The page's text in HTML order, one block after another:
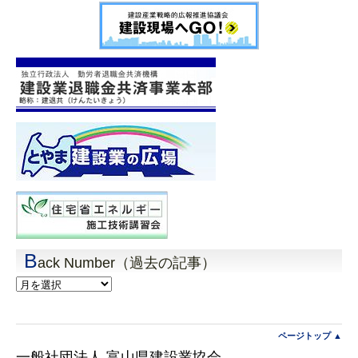
Back Number（過去の記事）
Back
Number（過
事）
ページトップ ▲